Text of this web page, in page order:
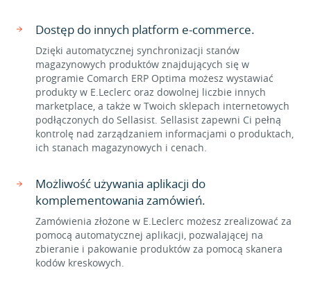
Dostęp do innych platform e-commerce.
Dzięki automatycznej synchronizacji stanów
magazynowych produktów znajdujących się w
programie Comarch ERP Optima możesz wystawiać
produkty w E.Leclerc oraz dowolnej liczbie innych
marketplace, a także w Twoich sklepach internetowych
podłączonych do Sellasist. Sellasist zapewni Ci pełną
kontrolę nad zarządzaniem informacjami o produktach,
ich stanach magazynowych i cenach.
Możliwość używania aplikacji do
komplementowania zamówień.
Zamówienia złożone w E.Leclerc możesz zrealizować za
pomocą automatycznej aplikacji, pozwalającej na
zbieranie i pakowanie produktów za pomocą skanera
kodów kreskowych.